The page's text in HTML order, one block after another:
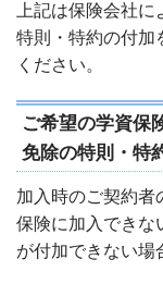
上記は保険会社
特則・特約の付加
ください。
ご希望の学資保
免除の特則・特
加入時のご契約者
保険に加入できな
が付加できない場